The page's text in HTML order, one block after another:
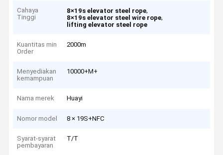
Cahaya
Tinggi
8×19s elevator steel rope,
8×19s elevator steel wire rope,
lifting elevator steel rope
Kuantitas min
Order
2000m
Menyediakan
kemampuan
10000+M+
Nama merek Huayi
Nomor model 8 × 19S+NFC
Syarat-syarat
pembayaran
T/T